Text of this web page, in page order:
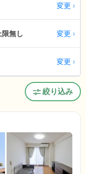
変更
無し 変更
変更
絞り込み